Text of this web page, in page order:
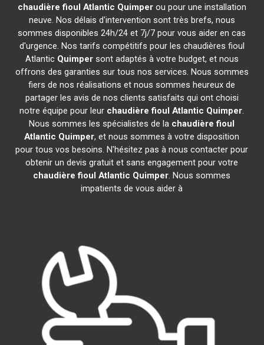
chaudière fioul Atlantic Quimperou pour une installation
neuve. Nos délais d'intervention sont très brefs, nous
sommes disponibles 24h/24 et 7j/7 pour vous aider en cas
d'urgence. Nos tarifs compétitifs pour les chaudières fioul
Atlantic Quimpersont adaptés à votre budget, et nous
offrons des garanties sur tous nos services. Nous sommes
fiers de nos réalisations et nous sommes heureux de
partager les avis de nos clients satisfaits qui ont choisi
notre équipe pour leur chaudière fioul Atlantic Quimper.
Nous sommes les spécialistes de la chaudière fioul
Atlantic Quimper, et nous sommes à votre disposition
pour tous vos besoins. N'hésitez pas à nous contacter pour
obtenir un devis gratuit et sans engagement pour votre
chaudière fioul Atlantic Quimper. Nous sommes
impatients de vous aider à